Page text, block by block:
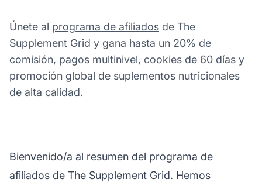
Únete al programa de afiliados de The
Supplement Grid y gana hasta un 20% de
comisión, pagos multinivel, cookies de 60 días y
promoción global de suplementos nutricionales
de alta calidad.
Bienvenido/a al resumen del programa de
afiliados de The Supplement Grid. Hemos